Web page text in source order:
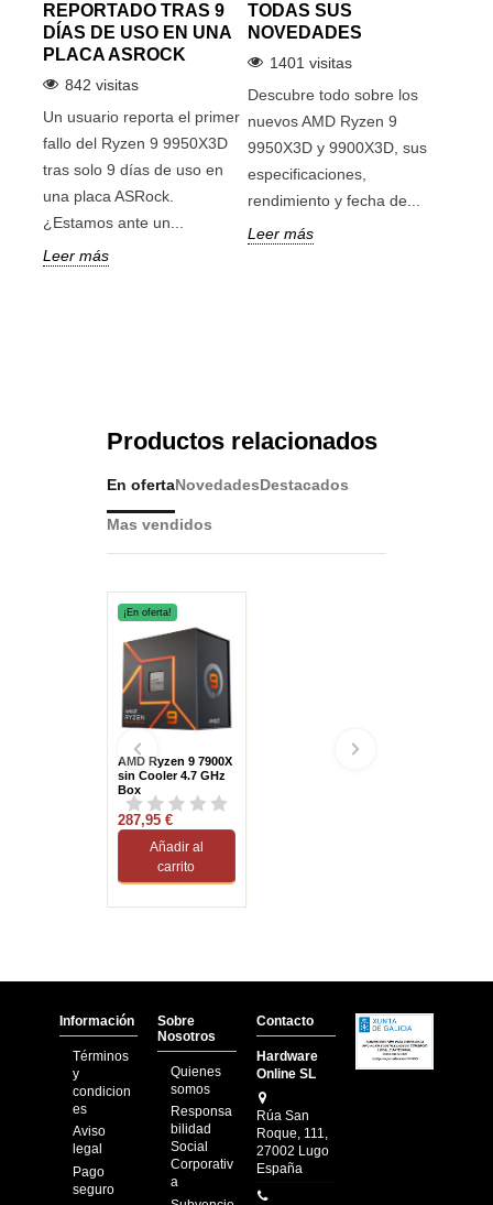
REPORTADO TRAS 9
DÍAS DE USO EN UNA
PLACA ASROCK
842 visitas
Un usuario reporta el primer
fallo del Ryzen 9 9950X3D
tras solo 9 días de uso en
una placa ASRock.
¿Estamos ante un...
Leer más
TODAS SUS
NOVEDADES
1401 visitas
Descubre todo sobre los
nuevos AMD Ryzen 9
9950X3D y 9900X3D, sus
especificaciones,
rendimiento y fecha de...
Leer más
Productos relacionados
En ofertaNovedadesDestacados
Mas vendidos
¡En oferta!
AMD Ryzen 9 7900X
sin Cooler 4.7 GHz
Box
287,95 €
Añadir al
carrito
Información
Términos
y
condicion
es
Aviso
legal
Pago
seguro
Sobre
Nosotros
Quienes
somos
Responsa
bilidad
Social
Corporativ
a
Contacto
Hardware
Online SL
Rúa San
Roque, 111,
27002 Lugo
España